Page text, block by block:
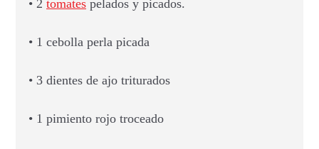
• 2 tomates pelados y picados.
• 1 cebolla perla picada
• 3 dientes de ajo triturados
• 1 pimiento rojo troceado